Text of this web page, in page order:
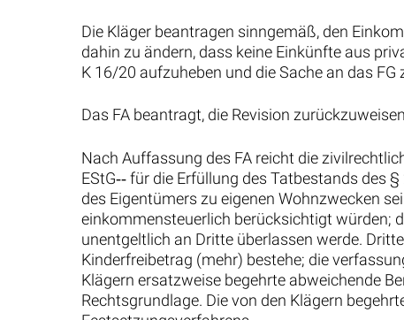
Die Kläger beantragen sinngemäß, den
dahin zu ändern, dass keine Einkünfte aus
K 16/20 aufzuheben und die Sache an das
Das FA beantragt, die Revision
Nach Auffassung des FA reicht die
EStG‑‑ für die Erfüllung des Tatbestands des
des Eigentümers zu eigenen Wohnzwecken
einkommensteuerlich berücksichtigt würden;
unentgeltlich an Dritte überlassen werde.
Kinderfreibetrag (mehr) bestehe; die
Klägern ersatzweise begehrte abweichende
Rechtsgrundlage. Die von den Klägern